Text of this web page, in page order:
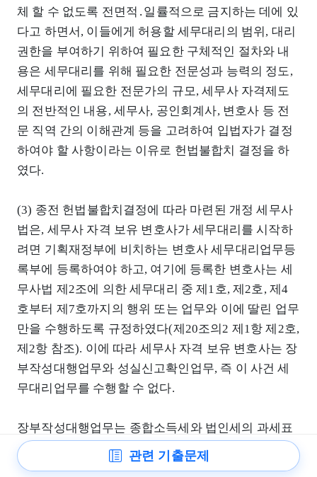
체 할 수 없도록 전면적․일률적으로 금지하는 데에 있
다고 하면서, 이들에게 허용할 세무대리의 범위, 대리
권한을 부여하기 위하여 필요한 구체적인 절차와 내
용은 세무대리를 위해 필요한 전문성과 능력의 정도,
세무대리에 필요한 전문가의 규모, 세무사 자격제도
의 전반적인 내용, 세무사, 공인회계사, 변호사 등 전
문 직역 간의 이해관계 등을 고려하여 입법자가 결정
하여야 할 사항이라는 이유로 헌법불합치 결정을 하
였다.
(3) 종전 헌법불합치결정에 따라 마련된 개정 세무사
법은, 세무사 자격 보유 변호사가 세무대리를 시작하
려면 기획재정부에 비치하는 변호사 세무대리업무등
록부에 등록하여야 하고, 여기에 등록한 변호사는 세
무사법 제2조에 의한 세무대리 중 제1호, 제2호, 제4
호부터 제7호까지의 행위 또는 업무와 이에 딸린 업무
만을 수행하도록 규정하였다(제20조의2 제1항 제2호,
제2항 참조). 이에 따라 세무사 자격 보유 변호사는 장
부작성대행업무와 성실신고확인업무, 즉 이 사건 세
무대리업무를 수행할 수 없다.
장부작성대행업무는 종합소득세와 법인세의 과세표
준 신고 시 첨부하여야 하는 재무상태표와 손익계산
서 등 장부의 작성을 대행하는 업무이고, 성실신고확
관련 기출문제